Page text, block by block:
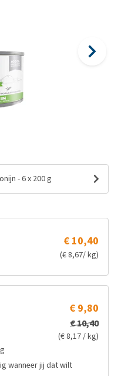
- 6 x 200 g
€ 10,40
(€ 8,67/ kg)
€ 9,80
€ 10,40
(€ 8,17 / kg)
wanneer jij dat wilt